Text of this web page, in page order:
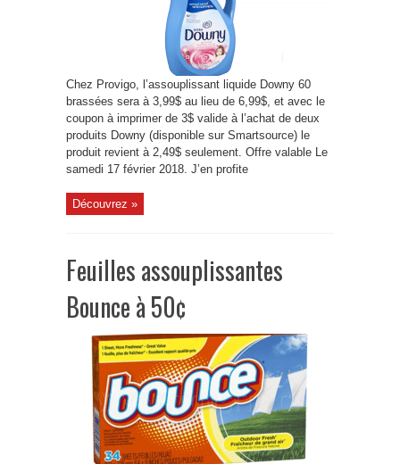
Chez Provigo, l’assouplissant liquide Downy 60
brassées sera à 3,99$ au lieu de 6,99$, et avec le
coupon à imprimer de 3$ valide à l’achat de deux
produits Downy (disponible sur Smartsource) le
produit revient à 2,49$ seulement. Offre valable Le
samedi 17 février 2018. J’en profite
Découvrez »
Feuilles assouplissantes
Bounce à 50¢